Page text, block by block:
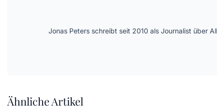
Jonas Peters schreibt seit 2010 als Journalist über
Ähnliche Artikel